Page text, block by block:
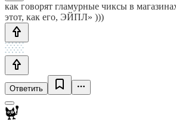
как говорят гламурные чиксы в
этот, как его, ЭЙПЛ» )))
Ответить